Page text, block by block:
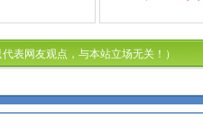
表网友观点，与本站立场无关！）